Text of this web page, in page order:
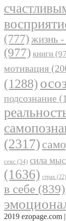
(777) жизнь -
(977) книги
мотивация
(1288)
подсознание
(2317)
секс (34) сила
(1636) страх (22)
в себе (839)
2019 ezopage.com |